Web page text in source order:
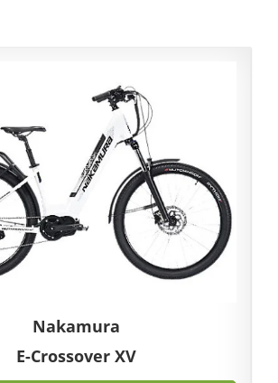
Nakamura
E-Crossover XV